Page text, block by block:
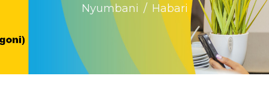
Nyumbani Habari